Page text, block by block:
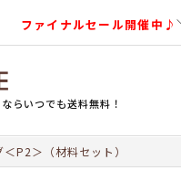
ファイナルセール開催中♪
らいつでも送料無料！
P2＞（材料セット）